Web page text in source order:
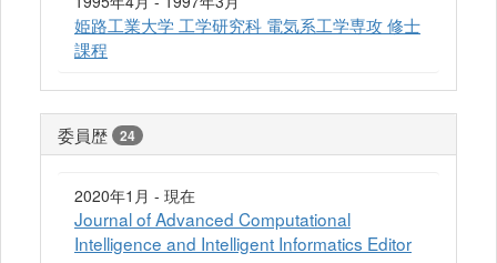
姫路工業大学 工学研究科 電気系工学専攻 修士
課程
委員歴 24
2020年1月 - 現在
Journal of Advanced Computational
Intelligence and Intelligent Informatics Editor